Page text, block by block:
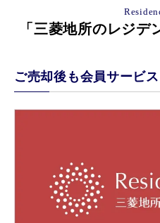
「三菱地所のレジ
ご売却後も会員サービ